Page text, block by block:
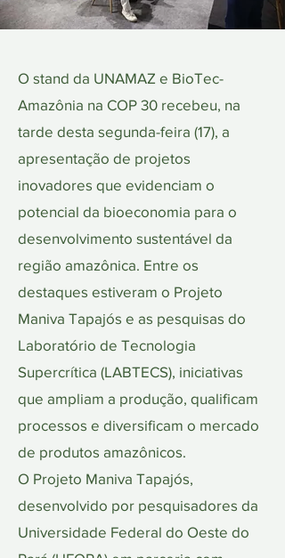
O stand da UNAMAZ e BioTec-
Amazônia na COP 30 recebeu, na
tarde desta segunda-feira (17), a
apresentação de projetos
inovadores que evidenciam o
potencial da bioeconomia para o
desenvolvimento sustentável da
região amazônica. Entre os
destaques estiveram o Projeto
Maniva Tapajós e as pesquisas do
Laboratório de Tecnologia
Supercrítica (LABTECS), iniciativas
que ampliam a produção, qualificam
processos e diversificam o mercado
de produtos amazônicos.
O Projeto Maniva Tapajós,
desenvolvido por pesquisadores da
Universidade Federal do Oeste do